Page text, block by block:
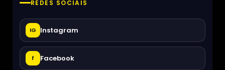
REDES SOCIAIS
IG Instagram
f Facebook